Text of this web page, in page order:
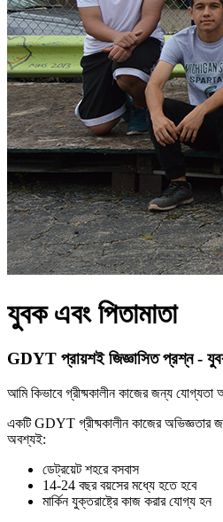
যুবক এবং পিতামাতা
GDYT প্রায়শই জিজ্ঞাসিত প্রশ্ন -
আমি কিভাবে গ্রীষ্মকালীন কাজের জন্য যোগ্যতা
একটি GDYT গ্রীষ্মকালীন কাজের
অবশ্যই:
ডেট্রয়েট শহরে বসবাস
14-24 বছর বয়সের মধ্যে হতে হবে
মার্কিন যুক্তরাষ্ট্রে কাজ করার যোগ্য হন